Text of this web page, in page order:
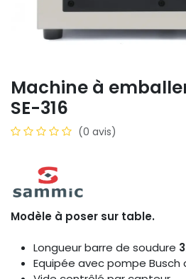
Machine à
SE-316
(0 avis)
Modèle à poser sur table.
Longueur barre de soudure
Equipée avec pompe Busch